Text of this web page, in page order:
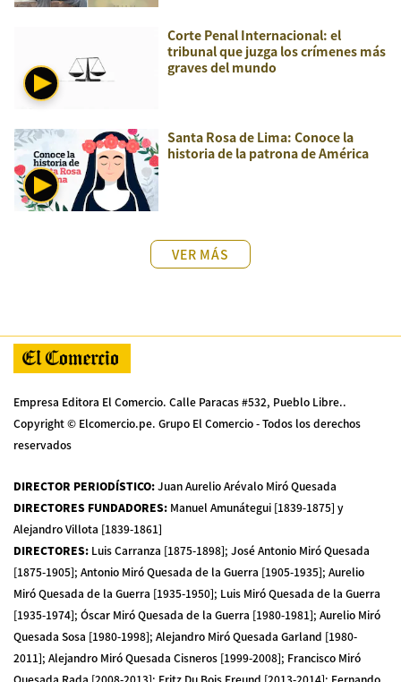
Corte Penal Internacional: el
tribunal que juzga los crímenes más
graves del mundo
Santa Rosa de Lima: Conoce la
historia de la patrona de América
VER MÁS
Empresa Editora El Comercio. Calle Paracas #532, Pueblo Libre..
Copyright © Elcomercio.pe. Grupo El Comercio - Todos los derechos
reservados
DIRECTOR PERIODÍSTICO:Juan Aurelio Arévalo Miró Quesada
DIRECTORES FUNDADORES: Manuel Amunátegui [1839-1875] y
Alejandro Villota [1839-1861]
DIRECTORES: Luis Carranza [1875-1898]; José Antonio Miró Quesada
[1875-1905]; Antonio Miró Quesada de la Guerra [1905-1935]; Aurelio
Miró Quesada de la Guerra [1935-1950]; Luis Miró Quesada de la Guerra
[1935-1974]; Óscar Miró Quesada de la Guerra [1980-1981]; Aurelio Miró
Quesada Sosa [1980-1998]; Alejandro Miró Quesada Garland [1980-
2011]; Alejandro Miró Quesada Cisneros [1999-2008]; Francisco Miró
Quesada Rada [2008-2013]; Fritz Du Bois Freund [2013-2014]; Fernando